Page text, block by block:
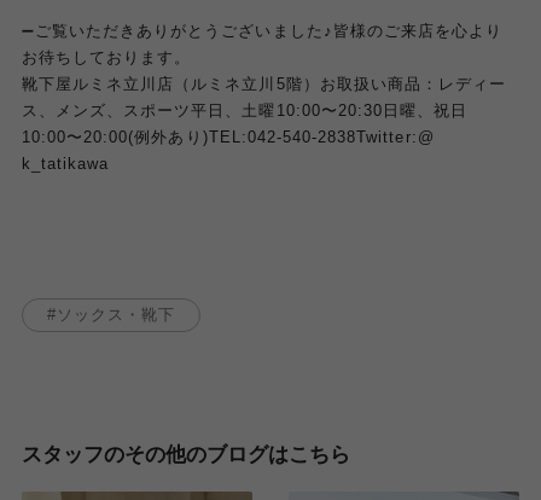
➖ ご覧いただきありがとうございました♪ 皆様のご来店を心より
お待ちしております。
靴下屋ルミネ立川店（ルミネ立川5階） お取扱い商品：レディー
ス、メンズ、スポーツ平日、土曜10:00〜20:30 日曜、祝日
10:00〜20:00(例外あり)TEL:042-540-2838Twitter:@
k_tatikawa
ソックス・靴下
スタッフのその他のブログはこちら